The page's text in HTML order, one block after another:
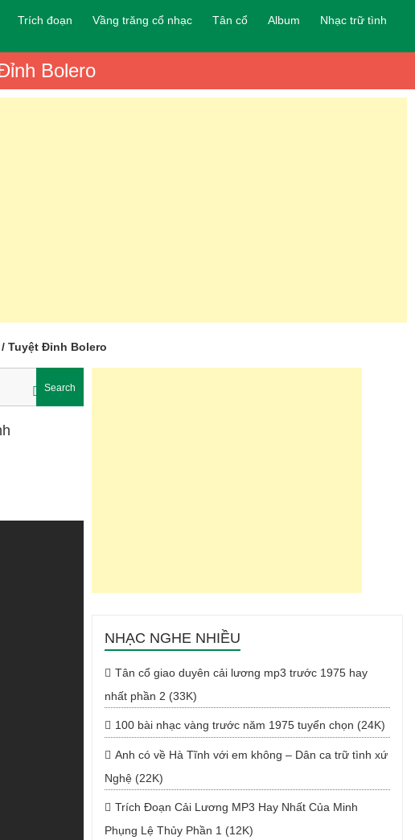
Trích đoạn Vầng trăng cổ nhạc Tân cổ Album Nhạc trữ tình
Bolero
/ Tuyệt Đỉnh Bolero
Search
NHẠC NGHE NHIỀU
Tân cổ giao duyên cải lương mp3 trước 1975 hay
nhất phần 2 (33K)
100 bài nhạc vàng trước năm 1975 tuyển chọn (24K)
Anh có về Hà Tĩnh với em không – Dân ca trữ tình xứ
Nghệ (22K)
Trích Đoạn Cải Lương MP3 Hay Nhất Của Minh
Phụng Lệ Thủy Phần 1 (12K)